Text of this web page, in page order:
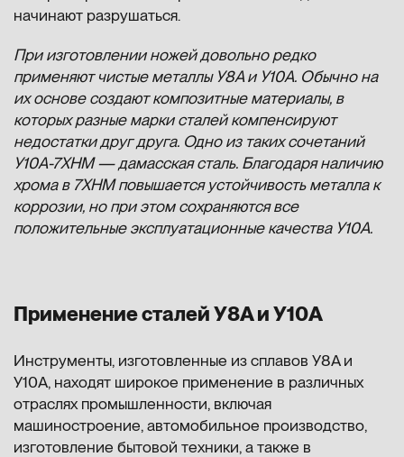
начинают разрушаться.
При изготовлении ножей довольно редко
применяют чистые металлы У8А и У10А. Обычно на
их основе создают композитные материалы, в
которых разные марки сталей компенсируют
недостатки друг друга. Одно из таких сочетаний
У10А-7ХНМ — дамасская сталь. Благодаря наличию
хрома в 7ХНМ повышается устойчивость металла к
коррозии, но при этом сохраняются все
положительные эксплуатационные качества У10А.
Применение сталей У8А и У10А
Инструменты, изготовленные из сплавов У8А и
У10А, находят широкое применение в различных
отраслях промышленности, включая
машиностроение, автомобильное производство,
изготовление бытовой техники, а также в